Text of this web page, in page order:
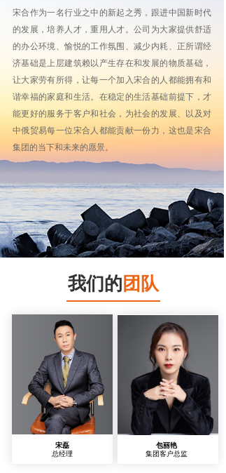
宋合作为一名行业之中的新起之秀，跟进中国新时代
的发展，培养人才，重用人才。公司为大家提供舒适
的办公环境、愉悦的工作氛围、减少内耗、正所谓经
济基础是上层建筑赖以产生存在和发展的物质基础，
让大家劳有所得，让每一个加入宋合的人都能拥有和
谐幸福的家庭和生活。在稳定的生活基础前提下，才
能更好的服务于客户和社会，为社会的发展、以及对
中俄贸易每一位宋合人都能贡献一份力，这也是宋合
集团的当下和未来的愿景。
宋磊
总经理
包丽艳
集团客户总监
我们的 团队